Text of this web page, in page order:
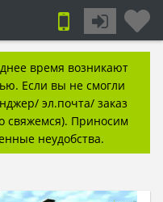
время возникают
Если вы не смогли
эл.почта/ заказ
свяжемся). Приносим
неудобства.